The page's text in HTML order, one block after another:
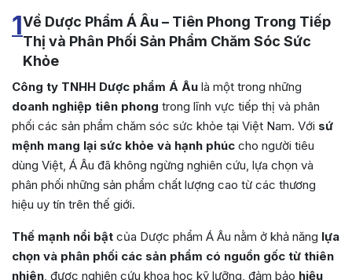
1Về Dược Phẩm Á Âu – Tiên Phong Trong Tiếp
Thị và Phân Phối Sản Phẩm Chăm Sóc Sức
Khỏe
Công ty TNHH Dược phẩm Á Âu là một trong những
doanh nghiệp tiên phong trong lĩnh vực tiếp thị và phân
phối các sản phẩm chăm sóc sức khỏe tại Việt Nam. Với sứ
mệnh mang lại sức khỏe và hạnh phúc cho người tiêu
dùng Việt, Á Âu đã không ngừng nghiên cứu, lựa chọn và
phân phối những sản phẩm chất lượng cao từ các thương
hiệu uy tín trên thế giới.
Thế mạnh nổi bật của Dược phẩm Á Âu nằm ở khả năng lựa
chọn và phân phối các sản phẩm có nguồn gốc từ thiên
nhiên, được nghiên cứu khoa học kỹ lưỡng, đảm bảo hiệu